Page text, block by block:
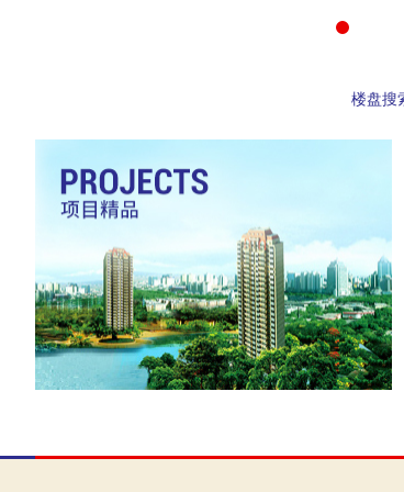
楼盘搜